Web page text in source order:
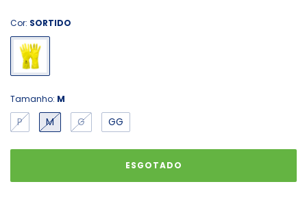
Cor: SORTIDO
Tamanho: M
P M G GG